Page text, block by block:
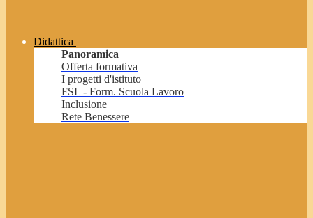
Didattica
Panoramica
Offerta formativa
I progetti d'istituto
FSL - Form. Scuola Lavoro
Inclusione
Rete Benessere